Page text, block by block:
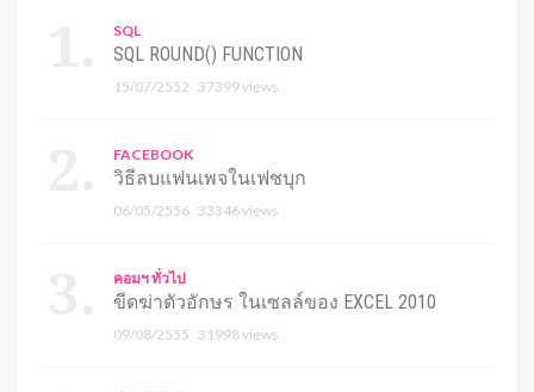
SQL
SQL ROUND() FUNCTION
15/07/2552 37399 views
FACEBOOK
วิธีลบแฟนเพจในเฟชบุก
06/05/2556 33346 views
คอมฯ ทั่วไป
ขีดฆ่าตัวอักษร ในเซลล์ของ EXCEL 2010
09/08/2555 31998 views